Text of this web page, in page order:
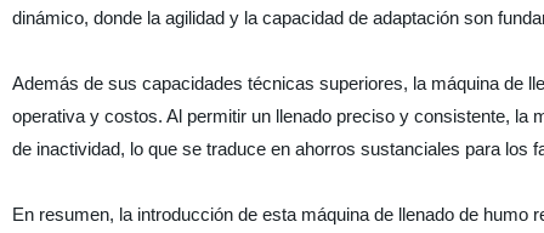
dinámico, donde la agilidad y la capacidad de adaptación son
Además de sus capacidades técnicas superiores, la máquina de
operativa y costos. Al permitir un llenado preciso y consistente,
de inactividad, lo que se traduce en ahorros sustanciales para los
En resumen, la introducción de esta máquina de llenado de humo